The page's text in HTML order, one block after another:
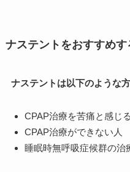
ナステントをおすすめす
ナステントは以下のような
CPAP治療を苦痛と感じ
CPAP治療ができない人
睡眠時無呼吸症候群の治